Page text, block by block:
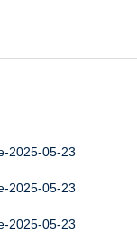
2025-05-23
2025-05-23
2025-05-23